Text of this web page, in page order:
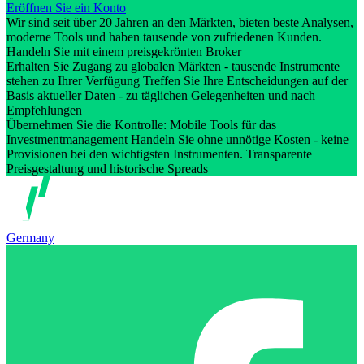
Eröffnen Sie ein Konto
Wir sind seit über 20 Jahren an den Märkten, bieten beste Analysen,
moderne Tools und haben tausende von zufriedenen Kunden.
Handeln Sie mit einem preisgekrönten Broker
Erhalten Sie Zugang zu globalen Märkten - tausende Instrumente
stehen zu Ihrer Verfügung Treffen Sie Ihre Entscheidungen auf der
Basis aktueller Daten - zu täglichen Gelegenheiten und nach
Empfehlungen
Übernehmen Sie die Kontrolle: Mobile Tools für das
Investmentmanagement Handeln Sie ohne unnötige Kosten - keine
Provisionen bei den wichtigsten Instrumenten. Transparente
Preisgestaltung und historische Spreads
Germany